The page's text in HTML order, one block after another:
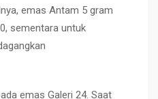
emas Antam 5 gram
sementara untuk
emas Galeri 24. Saat